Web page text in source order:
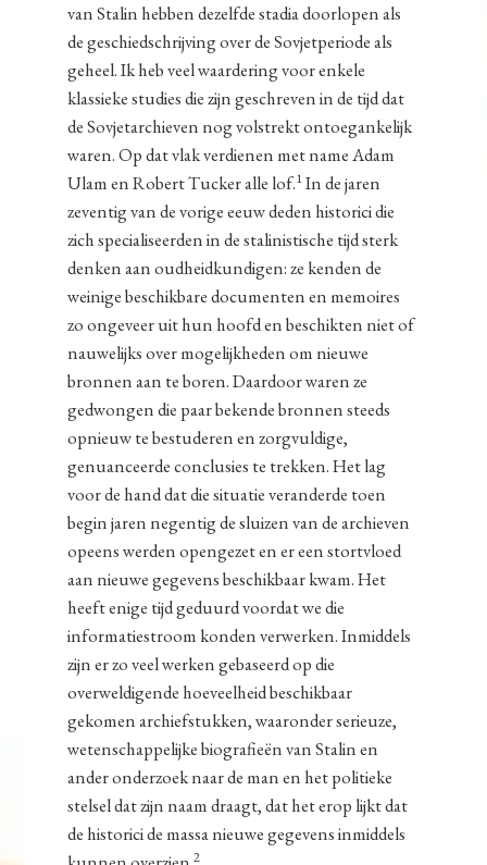
van Stalin hebben dezelfde stadia doorlopen als
de geschiedschrijving over de Sovjetperiode als
geheel. Ik heb veel waardering voor enkele
klassieke studies die zijn geschreven in de tijd dat
de Sovjetarchieven nog volstrekt ontoegankelijk
waren. Op dat vlak verdienen met name Adam
Ulam en Robert Tucker alle lof.1 In de jaren
zeventig van de vorige eeuw deden historici die
zich specialiseerden in de stalinistische tijd sterk
denken aan oudheidkundigen: ze kenden de
weinige beschikbare documenten en memoires
zo ongeveer uit hun hoofd en beschikten niet of
nauwelijks over mogelijkheden om nieuwe
bronnen aan te boren. Daardoor waren ze
gedwongen die paar bekende bronnen steeds
opnieuw te bestuderen en zorgvuldige,
genuanceerde conclusies te trekken. Het lag
voor de hand dat die situatie veranderde toen
begin jaren negentig de sluizen van de archieven
opeens werden opengezet en er een stortvloed
aan nieuwe gegevens beschikbaar kwam. Het
heeft enige tijd geduurd voordat we die
informatiestroom konden verwerken. Inmiddels
zijn er zo veel werken gebaseerd op die
overweldigende hoeveelheid beschikbaar
gekomen archiefstukken, waaronder serieuze,
wetenschappelijke biografieën van Stalin en
ander onderzoek naar de man en het politieke
stelsel dat zijn naam draagt, dat het erop lijkt dat
de historici de massa nieuwe gegevens inmiddels
2